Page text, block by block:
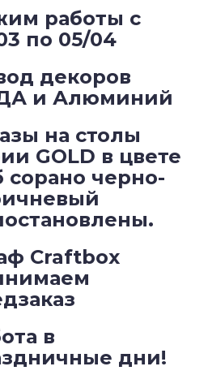
работы с
по 05/04
декоров
и Алюминий
на столы
GOLD в цвете
сорано черно-
Craftbox
в
дни!